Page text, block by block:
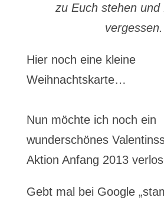
zu Euch stehen und
vergessen.
Hier noch eine kleine
Weihnachtskarte…
Nun möchte ich noch ein
wunderschönes
Aktion Anfang 2013
Gebt mal bei Google